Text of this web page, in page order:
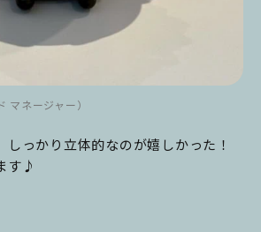
マネージャー）
っかり立体的なのが嬉しかった！
す♪